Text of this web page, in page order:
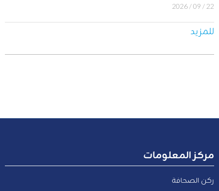
22 / 09 / 2026
للمزيد
مركز المعلومات
ركن الصحافة